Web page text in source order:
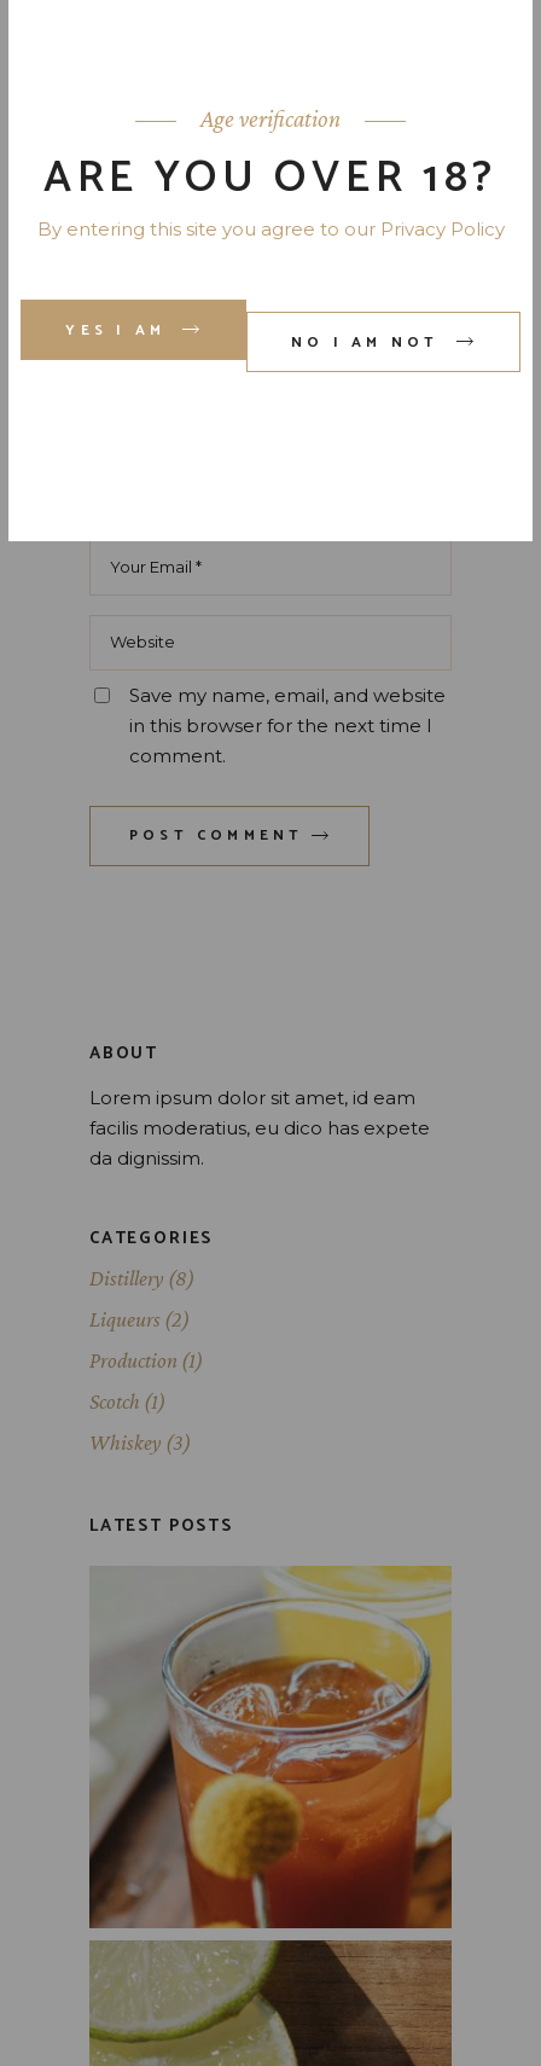
Age verification
ARE YOU OVER 18?
By entering this site you agree to our Privacy Policy
YES I AM
NO I AM NOT
published.
Required fields are marked
Save my name, email, and website
in this browser for the next time I
comment.
POST COMMENT
ABOUT
Lorem ipsum dolor sit amet, id eam
facilis moderatius, eu dico has expete
da dignissim.
CATEGORIES
Distillery (8)
Liqueurs (2)
Production (1)
Scotch (1)
Whiskey (3)
LATEST POSTS